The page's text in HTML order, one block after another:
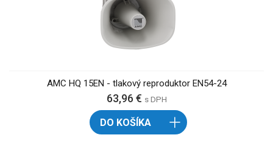
AMC HQ 15EN - tlakový reproduktor EN54-24
63,96 € s DPH
DO KOŠÍKA